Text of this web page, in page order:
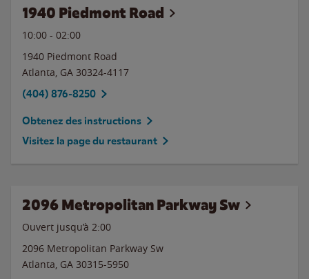
1940 Piedmont Road
10:00 - 02:00
1940 Piedmont Road
Atlanta, GA 30324-4117
(404) 876-8250
Obtenez des instructions
Visitez la page du restaurant
2096 Metropolitan Parkway Sw
Ouvert jusqu’à 2:00
2096 Metropolitan Parkway Sw
Atlanta, GA 30315-5950